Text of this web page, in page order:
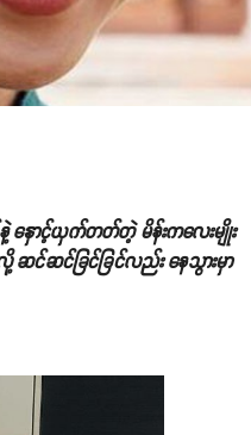
နှောင့်ယှက်တတ်တဲ့ မိန်းကလေးမျိုး
င်ဆင်ခြင်ခြင်လည်း နေသွားမှာ